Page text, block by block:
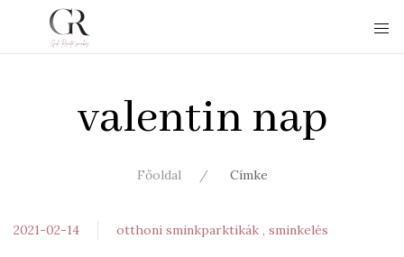
valentin nap
Főoldal Címke
2021-02-14 otthoni sminkparktikák sminkelés